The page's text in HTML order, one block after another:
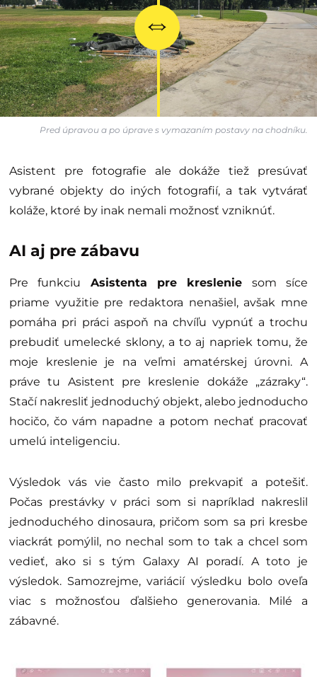
Pred úpravou a po úprave s vymazaním postavy na chodníku.
Asistent pre fotografie ale dokáže tiež presúvať
vybrané objekty do iných fotografií, a tak vytvárať
koláže, ktoré by inak nemali možnosť vzniknúť.
AI aj pre zábavu
Pre funkciu Asistenta pre kreslenie som síce
priame využitie pre redaktora nenašiel, avšak mne
pomáha pri práci aspoň na chvíľu vypnúť a trochu
prebudiť umelecké sklony, a to aj napriek tomu, že
moje kreslenie je na veľmi amatérskej úrovni. A
práve tu Asistent pre kreslenie dokáže „zázraky“.
Stačí nakresliť jednoduchý objekt, alebo jednoducho
hocičo, čo vám napadne a potom nechať pracovať
umelú inteligenciu.
Výsledok vás vie často milo prekvapiť a potešiť.
Počas prestávky v práci som si napríklad nakreslil
jednoduchého dinosaura, pričom som sa pri kresbe
viackrát pomýlil, no nechal som to tak a chcel som
vedieť, ako si s tým Galaxy AI poradí. A toto je
výsledok. Samozrejme, variácií výsledku bolo oveľa
viac s možnosťou ďalšieho generovania. Milé a
zábavné.